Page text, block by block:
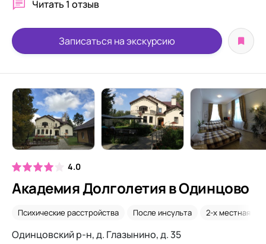
Читать 1 отзыв
Записаться на экскурсию
4.0
Академия Долголетия в Одинцово
Психические расстройства После инсульта 2-х местная
Одинцовский р-н, д. Глазынино, д. 35